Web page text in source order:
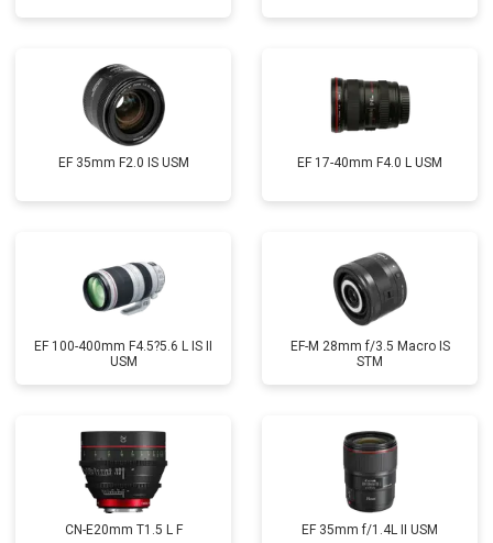
EF 35mm F2.0 IS USM EF 17-40mm F4.0 L USM
EF 100-400mm F4.5?5.6 L IS II
USM
EF-M 28mm f/3.5 Macro IS
STM
CN-E20mm T1.5 L F EF 35mm f/1.4L II USM